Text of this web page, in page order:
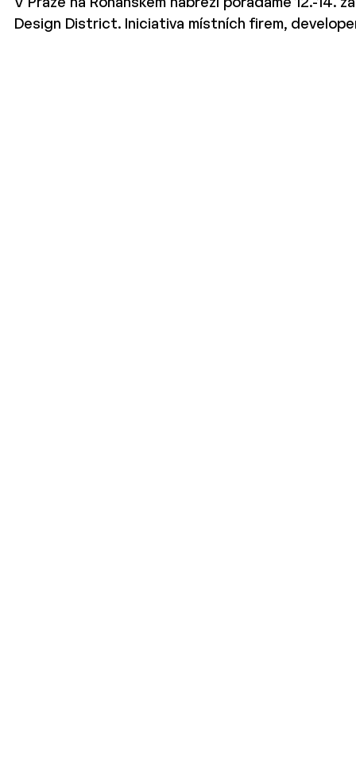
V Praze na Rohanském nábřeží pořádáme 12.-
Design District. Iniciativa místních firem,